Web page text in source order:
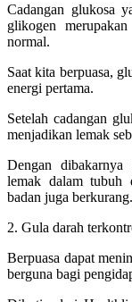
Cadangan glukosa
glikogen
normal.
Saat kita berpuasa,
energi pertama.
Setelah cadangan
menjadikan lemak
Dengan
lemak dalam tubuh
badan juga berkurang.
2. Gula darah
Berpuasa dapat
berguna bagi